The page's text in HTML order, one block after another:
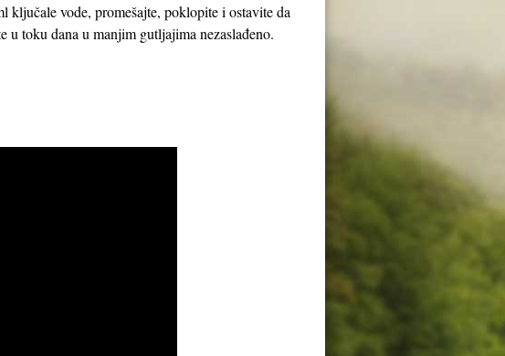
ključale vode, promešajte, poklopite i ostavite da
u toku dana u manjim gutljajima nezaslađeno.